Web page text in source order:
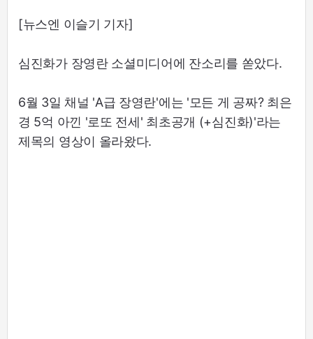
[뉴스엔 이슬기 기자]
심진화가 장영란 소셜미디어에 잔소리를 쏟았다.
6월 3일 채널 'A급 장영란'에는 '모든 게 공짜? 최은
경 5억 아낀 '로또 전세' 최초공개 (+심진화)'라는
제목의 영상이 올라왔다.